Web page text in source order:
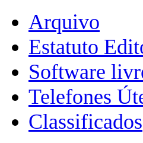
Arquivo
Estatuto
Software
Telefones
Classificados